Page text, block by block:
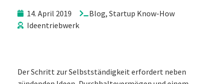
14. April 2019 Blog, Startup Know-How
Ideentriebwerk
Der Schritt zur Selbstständigkeit erfordert neben